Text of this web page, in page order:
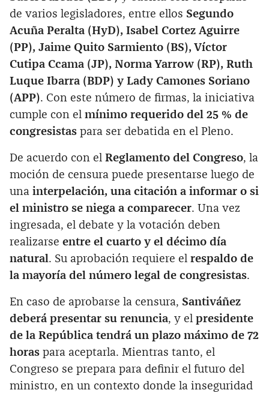
de varios legisladores, entre ellos Segundo
Acuña Peralta (HyD), Isabel Cortez Aguirre
(PP), Jaime Quito Sarmiento (BS), Víctor
Cutipa Ccama (JP), Norma Yarrow (RP), Ruth
Luque Ibarra (BDP) y Lady Camones Soriano
(APP). Con este número de firmas, la iniciativa
cumple con el mínimo requerido del 25 % de
congresistas para ser debatida en el Pleno.
De acuerdo con el Reglamento del Congreso, la
moción de censura puede presentarse luego de
una interpelación, una citación a informar o si
el ministro se niega a comparecer. Una vez
ingresada, el debate y la votación deben
realizarse entre el cuarto y el décimo día
natural . Su aprobación requiere el respaldo de
la mayoría del número legal de congresistas.
En caso de aprobarse la censura, Santiváñez
deberá presentar su renuncia, y el presidente
de la República tendrá un plazo máximo de 72
horas para aceptarla. Mientras tanto, el
Congreso se prepara para definir el futuro del
ministro, en un contexto donde la inseguridad